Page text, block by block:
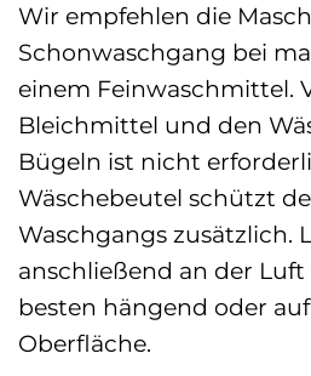
Wir empfehlen die
Schonwaschgang bei
einem Feinwaschmittel.
Bleichmittel und den
Bügeln ist nicht
Wäschebeutel schützt
Waschgangs zusätzlich.
anschließend an der
besten hängend oder
Oberfläche.